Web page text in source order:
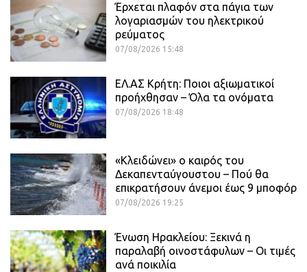
Έρχεται πλαφόν στα πάγια των
λογαριασμών του ηλεκτρικού
ρεύματος
07/08/2026 15:48
ΕΛ.ΑΣ Κρήτη: Ποιοι αξιωματικοί
προήχθησαν – Όλα τα ονόματα
07/08/2026 18:48
«Κλειδώνει» ο καιρός του
Δεκαπενταύγουστου – Πού θα
επικρατήσουν άνεμοι έως 9 μποφόρ
07/08/2026 19:25
Ένωση Ηρακλείου: Ξεκινά η
παραλαβή οινοστάφυλων – Οι τιμές
ανά ποικιλία